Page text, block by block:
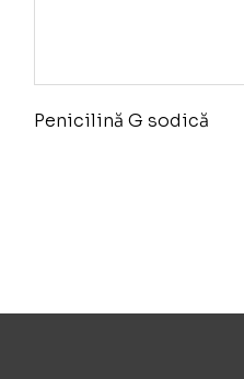
Penicilină G sodică